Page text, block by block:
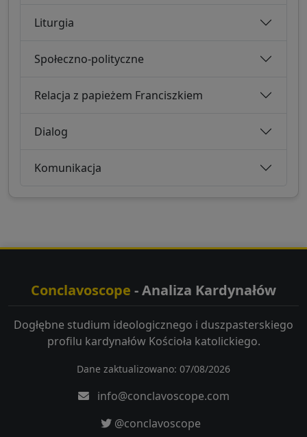
Liturgia
Społeczno-polityczne
Relacja z papieżem Franciszkiem
Dialog
Komunikacja
Conclavoscope - Analiza Kardynałów
Dogłębne studium ideologicznego i duszpasterskiego
profilu kardynałów Kościoła katolickiego.
Dane zaktualizowano: 07/08/2026
info@conclavoscope.com
@conclavoscope